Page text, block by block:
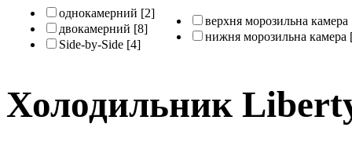
однокамерний [2]
двокамерний [8]
Side-by-Side [4]
верхня морозильна камера
нижня морозильна камера
Холодильник